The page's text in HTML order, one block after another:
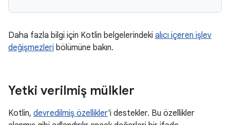
Daha fazla bilgi için Kotlin belgelerindeki alıcı içeren işlev
değişmezleri bölümüne bakın.
Yetki verilmiş mülkler
Kotlin, devredilmiş özellikler'i destekler. Bu özellikler